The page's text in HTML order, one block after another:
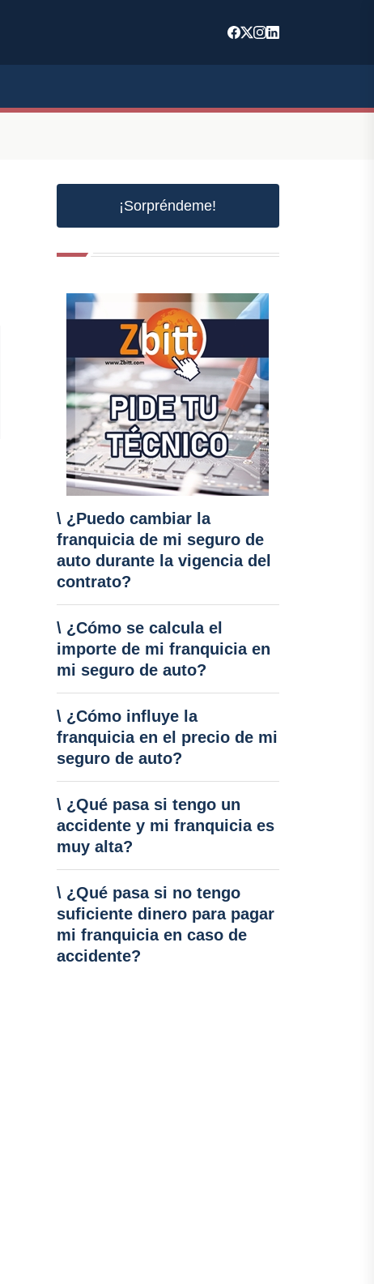
¡Sorpréndeme!
\ ¿Puedo cambiar la
franquicia de mi seguro de
auto durante la vigencia del
contrato?
\ ¿Cómo se calcula el
importe de mi franquicia en
mi seguro de auto?
\ ¿Cómo influye la
franquicia en el precio de mi
seguro de auto?
\ ¿Qué pasa si tengo un
accidente y mi franquicia es
muy alta?
\ ¿Qué pasa si no tengo
suficiente dinero para pagar
mi franquicia en caso de
accidente?